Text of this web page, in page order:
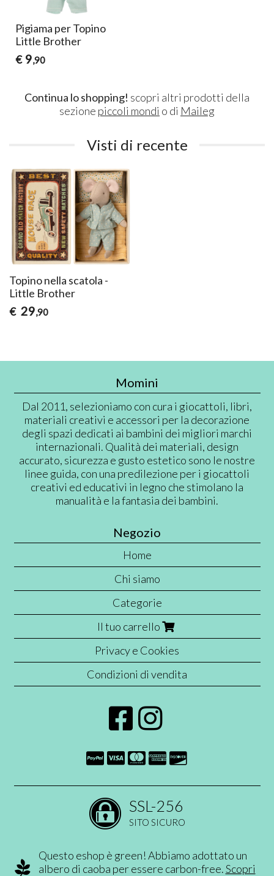
Pigiama per Topino
Little Brother
€ 9,90
Continua lo shopping! scopri altri prodotti della
sezione piccoli mondi o di Maileg
Visti di recente
Topino nella scatola -
Little Brother
€ 29,90
Momini
Dal 2011, selezioniamo con cura i giocattoli, libri,
materiali creativi e accessori per la decorazione
degli spazi dedicati ai bambini dei migliori marchi
internazionali. Qualità dei materiali, design
accurato, sicurezza e gusto estetico sono le nostre
linee guida, con una predilezione per i giocattoli
creativi ed educativi in legno che stimolano la
manualità e la fantasia dei bambini.
Negozio
Home
Chi siamo
Categorie
Il tuo carrello
Privacy e Cookies
Condizioni di vendita
SSL-256
SITO SICURO
Questo eshop è green! Abbiamo adottato un
albero di caoba per essere carbon-free.Scopri